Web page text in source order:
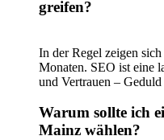
greifen?
In der Regel zeigen
Monaten. SEO ist eine
und Vertrauen – Geduld
Warum sollte ich
Mainz wählen?